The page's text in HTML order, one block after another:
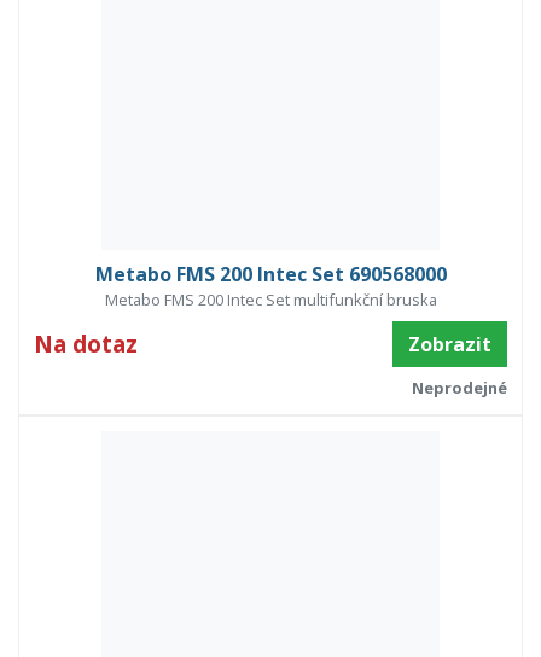
Metabo FMS 200 Intec Set 690568000
Metabo FMS 200 Intec Set multifunkční bruska
Na dotaz Zobrazit
Neprodejné